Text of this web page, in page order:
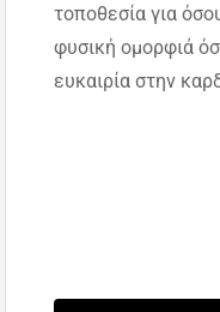
τοποθεσία για
φυσική ομορφιά
ευκαιρία στην